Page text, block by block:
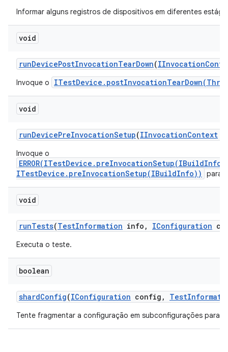
Informar alguns registros de dispositivos em diferentes
void
runDevicePostInvocationTearDown(IInvocation
Invoque o
void
runDevicePreInvocationSetup(IInvocationContext
Invoque o
ITestDevice.preInvocationSetup(IBuildInfo))
para
void
runTests(TestInformation info , IConfiguration
Executa o teste.
boolean
shardConfig(IConfiguration config , Test
Tente fragmentar a configuração em subconfigurações para